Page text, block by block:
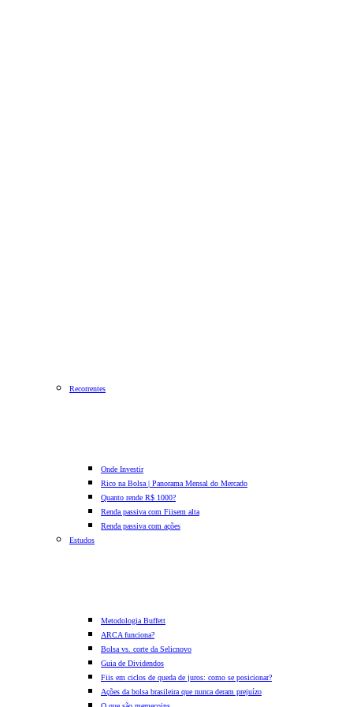
Recorrentes
Onde Investir
Rico na Bolsa | Panorama Mensal do Mercado
Quanto rende R$ 1000?
Renda passiva com Fiisem alta
Renda passiva com ações
Estudos
Metodologia Buffett
ARCA funciona?
Bolsa vs. corte da Selicnovo
Guia de Dividendos
Fiis em ciclos de queda de juros: como se posicionar?
Ações da bolsa brasileira que nunca deram prejuízo